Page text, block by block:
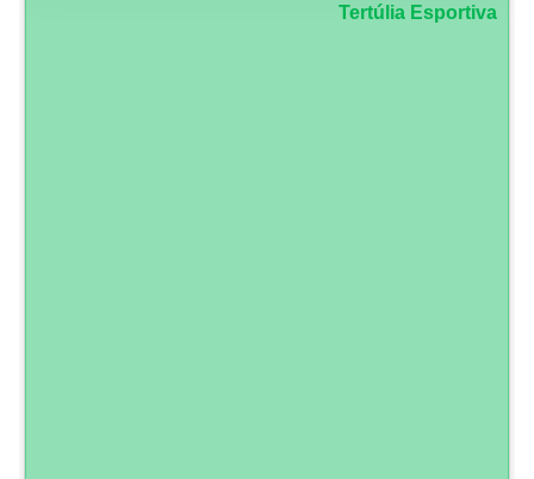
Tertúlia Esportiva